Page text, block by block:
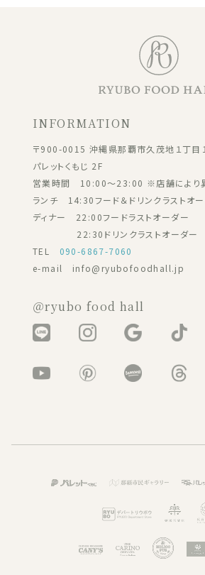
INFORMATION
〒900-0015 沖縄県那覇市久茂地１丁目
パレットくもじ 2F
営業時間 10:00～23:00 ※店舗により
ランチ 14:30フード＆ドリンクラストオ
ディナー 22:00フードラストオーダー
22:30ドリンクラストオーダー
TEL 090-6867-7060
e-mail info@ryubofoodhall.jp
＠ryubo food hall